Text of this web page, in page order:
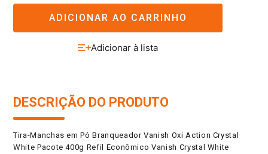
ADICIONAR AO CARRINHO
DESCRIÇÃO DO PRODUTO
Tira-Manchas em Pó Branqueador Vanish Oxi Action Crystal
White Pacote 400g Refil Econômico Vanish Crystal White